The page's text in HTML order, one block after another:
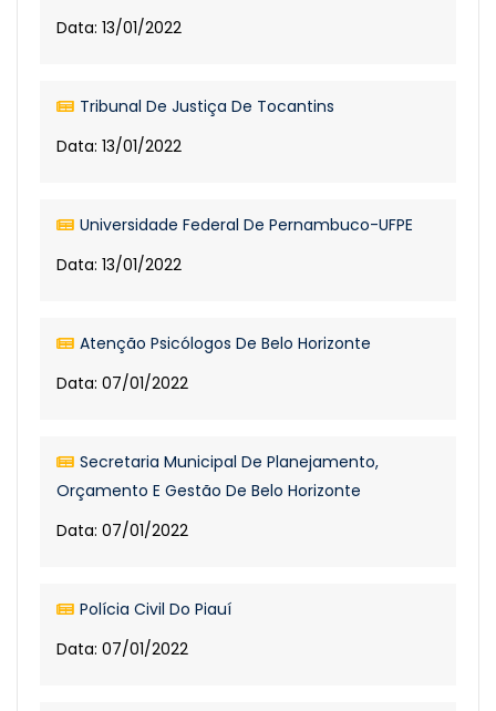
Data: 13/01/2022
Tribunal De Justiça De Tocantins
Data: 13/01/2022
Universidade Federal De Pernambuco-UFPE
Data: 13/01/2022
Atenção Psicólogos De Belo Horizonte
Data: 07/01/2022
Secretaria Municipal De Planejamento,
Orçamento E Gestão De Belo Horizonte
Data: 07/01/2022
Polícia Civil Do Piauí
Data: 07/01/2022